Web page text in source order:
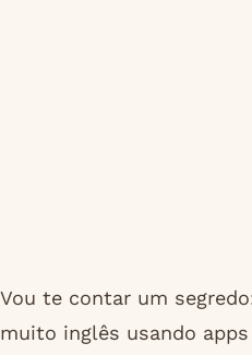
Vou te contar um
muito inglês usando